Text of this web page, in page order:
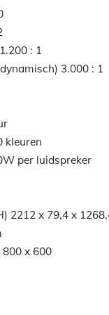
: 1
3.000 : 1
kleuren
per luidspreker
2212 x 79,4 x
x 600